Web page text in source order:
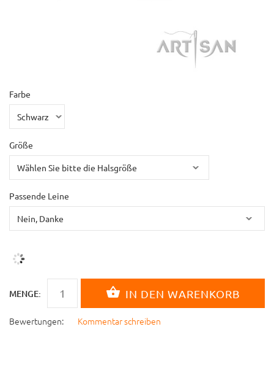
Farbe
Größe
Passende Leine
MENGE:
Bewertungen: Kommentar schreiben